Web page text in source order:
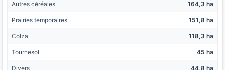
Autres céréales 164,3 ha
Prairies temporaires 151,8 ha
Colza 118,3 ha
Tournesol 45 ha
Divers 44,8 ha